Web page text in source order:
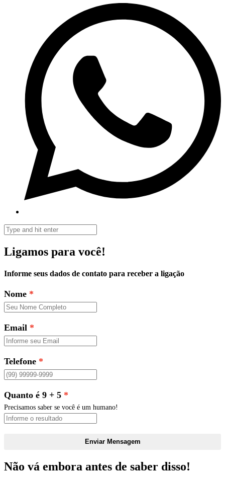
Ligamos para você!
Informe seus dados de contato para receber a ligação
Nome
Email
Telefone
Quanto é 9 + 5
Precisamos saber se você é um humano!
Enviar Mensagem
Não vá embora antes de saber disso!